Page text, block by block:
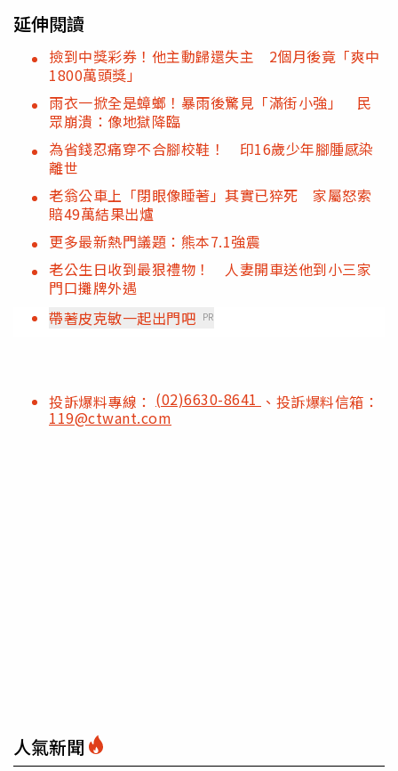
延伸閱讀
撿到中獎彩券！他主動歸還失主 2個月後竟「爽中
1800萬頭獎」
雨衣一掀全是蟑螂！暴雨後驚見「滿街小強」 民
眾崩潰：像地獄降臨
為省錢忍痛穿不合腳校鞋！ 印16歲少年腳腫感染
離世
老翁公車上「閉眼像睡著」其實已猝死 家屬怒索
賠49萬結果出爐
更多最新熱門議題：熊本7.1強震
老公生日收到最狠禮物！ 人妻開車送他到小三家
門口攤牌外遇
帶著皮克敏一起出門吧 PR
投訴爆料專線： (02)6630-8641 、投訴爆料信箱：
119@ctwant.com
人氣新聞